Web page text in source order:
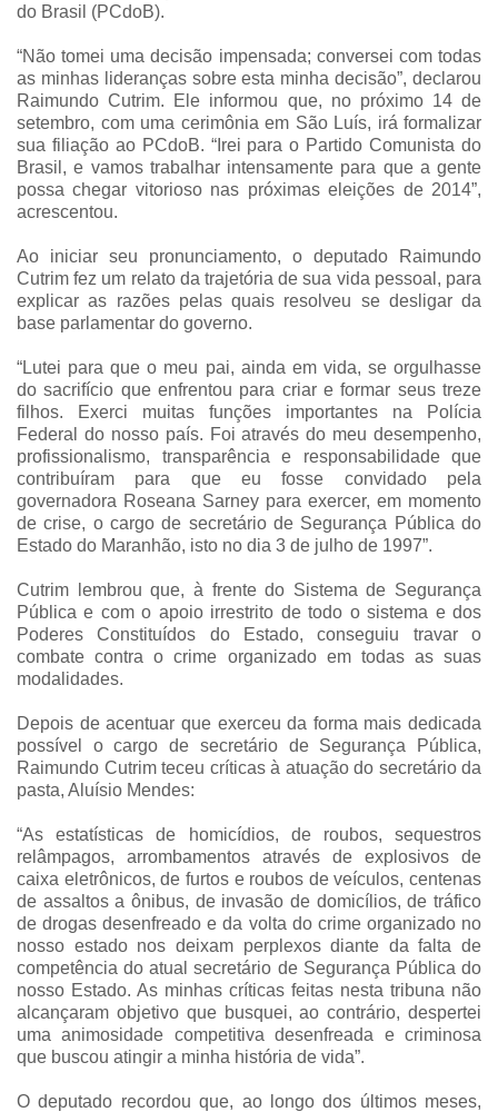
do Brasil (PCdoB).
“Não tomei uma decisão impensada; conversei com todas
as minhas lideranças sobre esta minha decisão”, declarou
Raimundo Cutrim. Ele informou que, no próximo 14 de
setembro, com uma cerimônia em São Luís, irá formalizar
sua filiação ao PCdoB. “Irei para o Partido Comunista do
Brasil, e vamos trabalhar intensamente para que a gente
possa chegar vitorioso nas próximas eleições de 2014”,
acrescentou.
Ao iniciar seu pronunciamento, o deputado Raimundo
Cutrim fez um relato da trajetória de sua vida pessoal, para
explicar as razões pelas quais resolveu se desligar da
base parlamentar do governo.
“Lutei para que o meu pai, ainda em vida, se orgulhasse
do sacrifício que enfrentou para criar e formar seus treze
filhos. Exerci muitas funções importantes na Polícia
Federal do nosso país. Foi através do meu desempenho,
profissionalismo, transparência e responsabilidade que
contribuíram para que eu fosse convidado pela
governadora Roseana Sarney para exercer, em momento
de crise, o cargo de secretário de Segurança Pública do
Estado do Maranhão, isto no dia 3 de julho de 1997”.
Cutrim lembrou que, à frente do Sistema de Segurança
Pública e com o apoio irrestrito de todo o sistema e dos
Poderes Constituídos do Estado, conseguiu travar o
combate contra o crime organizado em todas as suas
modalidades.
Depois de acentuar que exerceu da forma mais dedicada
possível o cargo de secretário de Segurança Pública,
Raimundo Cutrim teceu críticas à atuação do secretário da
pasta, Aluísio Mendes:
“As estatísticas de homicídios, de roubos, sequestros
relâmpagos, arrombamentos através de explosivos de
caixa eletrônicos, de furtos e roubos de veículos, centenas
de assaltos a ônibus, de invasão de domicílios, de tráfico
de drogas desenfreado e da volta do crime organizado no
nosso estado nos deixam perplexos diante da falta de
competência do atual secretário de Segurança Pública do
nosso Estado. As minhas críticas feitas nesta tribuna não
alcançaram objetivo que busquei, ao contrário, despertei
uma animosidade competitiva desenfreada e criminosa
que buscou atingir a minha história de vida”.
O deputado recordou que, ao longo dos últimos meses,